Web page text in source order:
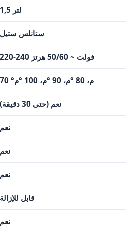
1,5 لتر
ستانلس ستيل
220-240 فولت ~ 50/60 هرتز
70 °م، 80 °م، 90 °م، 100 °م
نعم (حتى 30 دقيقة)
نعم
نعم
نعم
قابل للإزالة
نعم